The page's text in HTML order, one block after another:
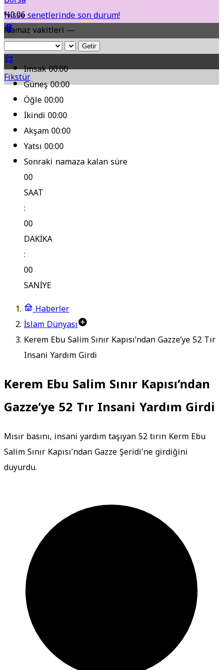
Hisse senetlerinde son durum!
Yol Durumu
Fikstür
%0.06
Namaz vakitleri —
Getir
İmsak00:00
Güneş00:00
Öğle00:00
İkindi00:00
Akşam00:00
Yatsı00:00
Sonraki namaza kalan süre
00
SAAT
:
00
DAKİKA
:
00
SANİYE
Haberler
İslam Dünyası
Kerem Ebu Salim Sınır Kapısı’ndan Gazze’ye 52 Tır
Insani Yardım Girdi
Kerem Ebu Salim Sınır Kapısı’ndan
Gazze’ye 52 Tır Insani Yardım Girdi
Mısır basını, insani yardım taşıyan 52 tırın Kerm Ebu
Salim Sınır Kapısı'ndan Gazze Şeridi'ne girdiğini
duyurdu.